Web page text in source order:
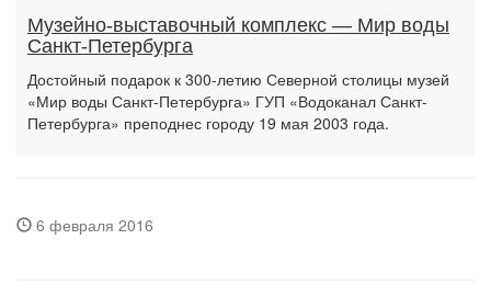
Музейно-выставочный комплекс — Мир воды
Санкт-Петербурга
Достойный подарок к 300-летию Северной столицы музей
«Мир воды Санкт-Петербурга» ГУП «Водоканал Санкт-
Петербурга» преподнес городу 19 мая 2003 года.
6 февраля 2016